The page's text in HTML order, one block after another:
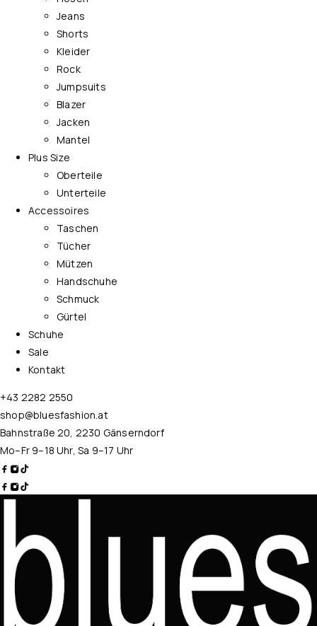
Jeans
Shorts
Kleider
Rock
Jumpsuits
Blazer
Jacken
Mantel
Plus Size
Oberteile
Unterteile
Accessoires
Taschen
Tücher
Mützen
Handschuhe
Schmuck
Gürtel
Schuhe
Sale
Kontakt
+43 2282 2550
shop@bluesfashion.at
Bahnstraße 20, 2230 Gänserndorf
Mo–Fr 9–18 Uhr, Sa 9–17 Uhr